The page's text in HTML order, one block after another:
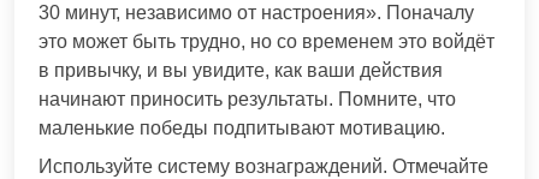
30 минут, независимо от настроения». Поначалу
это может быть трудно, но со временем это войдёт
в привычку, и вы увидите, как ваши действия
начинают приносить результаты. Помните, что
маленькие победы подпитывают мотивацию.
Используйте систему вознаграждений. Отмечайте